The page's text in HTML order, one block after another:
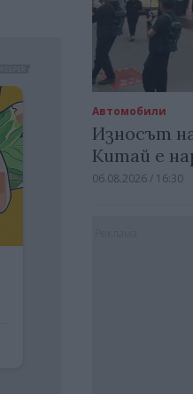
Автомобили
Износът
Китай е
06.08.2026 / 16:30